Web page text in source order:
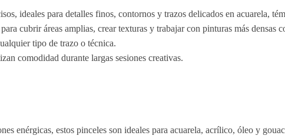
ideales para detalles finos, contornos y trazos delicados en acuarela,
cubrir áreas amplias, crear texturas y trabajar con pinturas más densas
tipo de trazo o técnica.
comodidad durante largas sesiones creativas.
enérgicas, estos pinceles son ideales para acuarela, acrílico, óleo y